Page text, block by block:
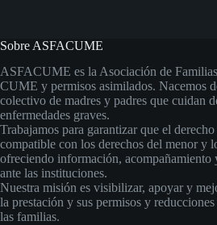
Sobre ASFACUME
ASFACUME es la Asociación de
CUME y permisos asimilados. Nacemos
colectivo de madres y padres que cuidan
enfermedades graves.
Trabajamos para garantizar que el
compatible con los derechos del menor y
ofreciendo información, acompañamiento
ante las instituciones.
Nuestra misión es visibilizar, apoyar y
la prestación y sus permisos y
las familias.